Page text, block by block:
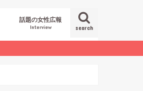
search
話題の女性広報
Interview